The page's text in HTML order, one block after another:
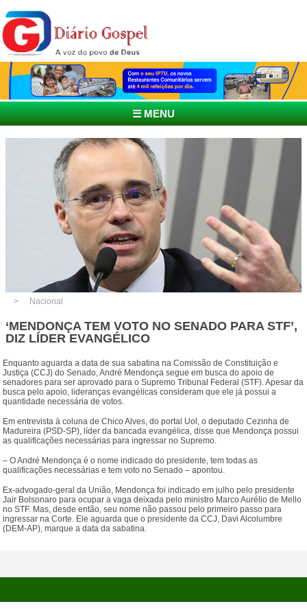
☰ MENU
Nacional
‘MENDONÇA TEM VOTO NO SENADO PARA STF’,
DIZ LÍDER EVANGÉLICO
Enquanto aguarda a data de sua sabatina na Comissão de Constituição e
Justiça (CCJ) do Senado, André Mendonça segue em busca do apoio de
senadores para ser aprovado para o Supremo Tribunal Federal (STF). Apesar da
busca pelo apoio, lideranças evangélicas consideram que ele já possui a
quantidade necessária de votos.
Em entrevista à coluna de Chico Alves, do portal Uol, o deputado Cezinha de
Madureira (PSD-SP), líder da bancada evangélica, disse que Mendonça possui
as qualificações necessárias para ingressar no Supremo.
– O André Mendonça é o nome indicado do presidente, tem todas as
qualificações necessárias e tem voto no Senado – apontou.
Ex-advogado-geral da União, Mendonça foi indicado em julho pelo presidente
Jair Bolsonaro para ocupar a vaga deixada pelo ministro Marco Aurélio de Mello
no STF. Mas, desde então, seu nome não passou pelo primeiro passo para
ingressar na Corte. Ele aguarda que o presidente da CCJ, Davi Alcolumbre
(DEM-AP), marque a data da sabatina.